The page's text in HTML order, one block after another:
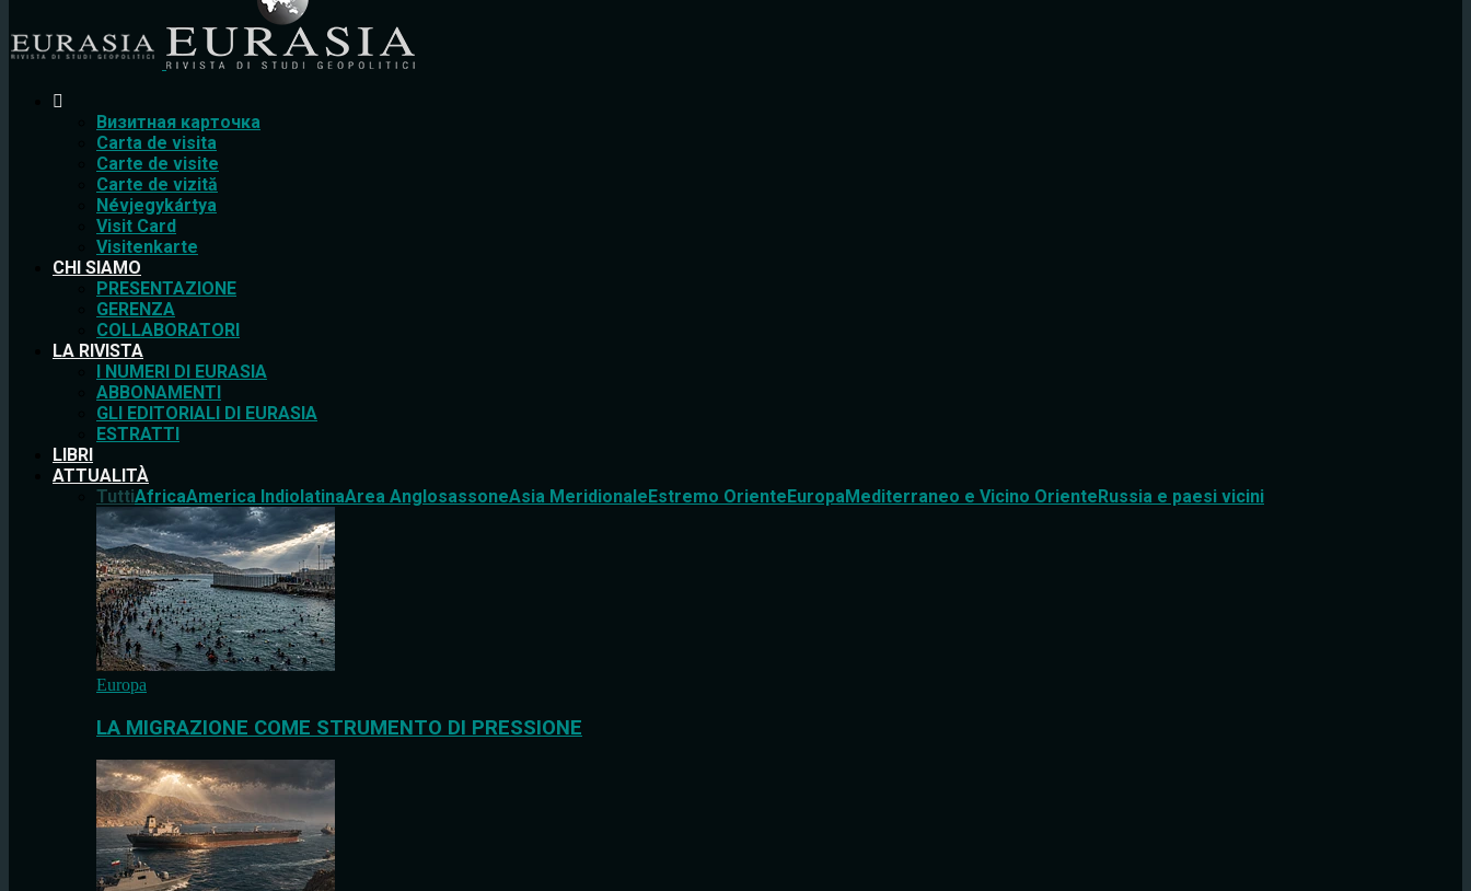
Bизитная карточка
Carta de visita
Carte de visite
Carte de vizită
Névjegykártya
Visit Card
Visitenkarte
CHI SIAMO
PRESENTAZIONE
GERENZA
COLLABORATORI
LA RIVISTA
I NUMERI DI EURASIA
ABBONAMENTI
GLI EDITORIALI DI EURASIA
ESTRATTI
LIBRI
ATTUALITÀ
TuttiAfricaAmerica IndiolatinaArea AnglosassoneAsia MeridionaleEstremo OrienteEuropaMediterraneo e Vicino OrienteRussia e paesi vicini
Europa
LA MIGRAZIONE COME STRUMENTO DI PRESSIONE